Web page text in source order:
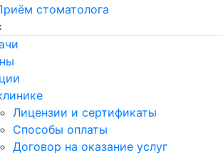
стоматолога
Лицензии и сертификаты
Способы оплаты
Договор на оказание услуг